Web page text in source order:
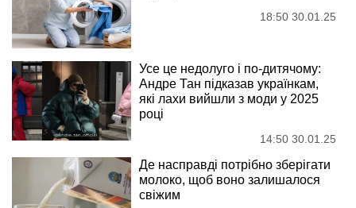
18:50 30.01.25
Усе це недолуго і по-дитячому:
Андре Тан підказав українкам,
які лахи вийшли з моди у 2025
році
14:50 30.01.25
Де насправді потрібно зберігати
молоко, щоб воно залишалося
свіжим